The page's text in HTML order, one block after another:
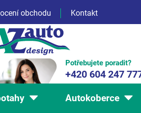
obchodu Kontakt
Potřebujete poradit?
+420 604 247
Autokoberce